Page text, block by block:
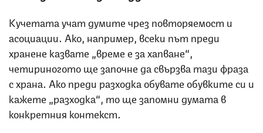
Кучетата учат думите чрез повторяемост и
асоциации. Ако, например, всеки път преди
хранене казвате „време е за хапване“,
четириногото ще започне да свързва тази фраза
с храна. Ако преди разходка обувате обувките си и
кажете „разходка“, то ще запомни думата в
конкретния контекст.